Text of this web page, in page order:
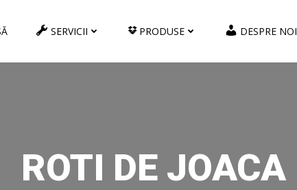
SERVICII PRODUSE DESPRE NOI
ROTI DE JOACA